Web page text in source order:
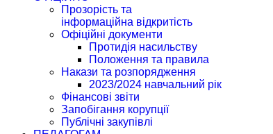
Прозорість та
інформаційна відкритість
Офіційні документи
Протидія насильству
Положення та правила
Накази та розпорядження
2023/2024 навчальний рік
Фінансові звіти
Запобігання корупції
Публічні закупівлі